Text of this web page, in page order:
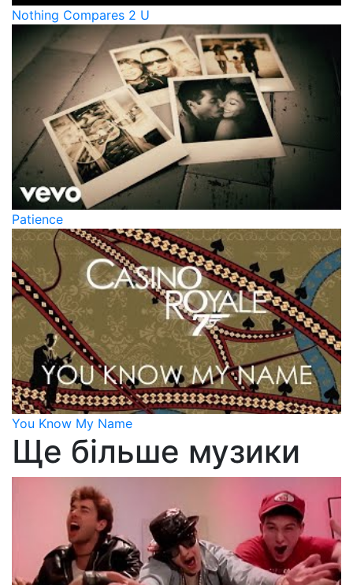
Nothing Compares 2 U
Patience
You Know My Name
Ще більше музики